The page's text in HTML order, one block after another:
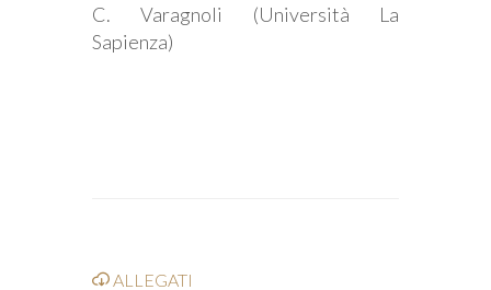
C. Varagnoli (Università La
Sapienza)
ALLEGATI